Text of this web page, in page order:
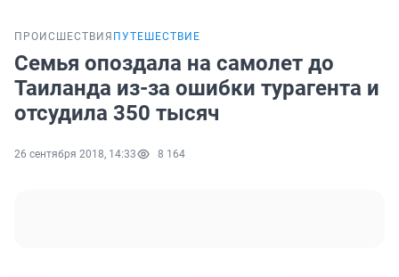
ПРОИСШЕСТВИЯ ПУТЕШЕСТВИЕ
Семья опоздала на самолет до
Таиланда из-за ошибки турагента и
отсудила 350 тысяч
26 сентября 2018, 14:33 8 164